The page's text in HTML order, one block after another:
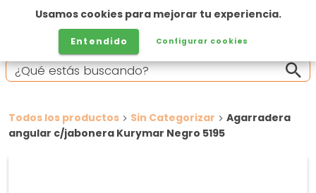
Todos los productos Sin Categorizar
Agarradera
angular c/jabonera Kurymar Negro 5195
Usamos cookies para mejorar tu experiencia.
Entendido Configurar cookies